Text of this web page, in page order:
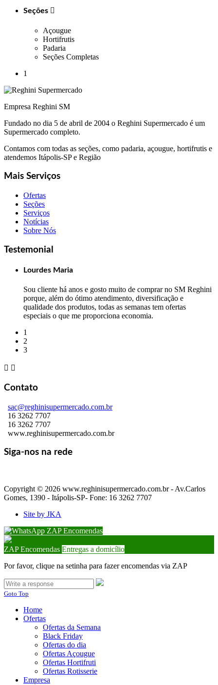
Seções 
Açougue
Hortifrutis
Padaria
Seções Completas
1
Empresa Reghini SM
Fundado no dia 5 de abril de 2004 o Reghini Supermercado é um
Supermercado completo.
Contamos com todas as seções, como padaria, açougue, hortifrutis e
atendemos Itápolis-SP e Região
Mais Serviços
Ofertas
Seções
Serviços
Notícias
Sobre Nós
Testemonial
Lourdes Maria
Sou cliente há anos e gosto muito de comprar no SM Reghini
porque, além do ótimo atendimento, diversificação e
qualidade dos produtos, todas as semanas tem ofertas
especiais o que me proporciona economia.
1
2
3
 
Contato
sac@reghinisupermercado.com.br
16 3262 7707
16 3262 7707
www.reghinisupermercado.com.br
Siga-nos na rede
Copyright © 2026 www.reghinisupermercado.com.br - Av.Carlos
Gomes, 1390 - Itápolis-SP- Fone: 16 3262 7707
Site by JKA
ZAP Encomendas
ZAP Encomendas Entregas a domicílio
Por favor, clique na setinha para fazer encomendas via ZAP
Goto Top
Home
Ofertas
Ofertas da Semana
Black Friday
Ofertas do dia
Ofertas Açougue
Ofertas Hortifruti
Ofertas Rotisserie
Empresa